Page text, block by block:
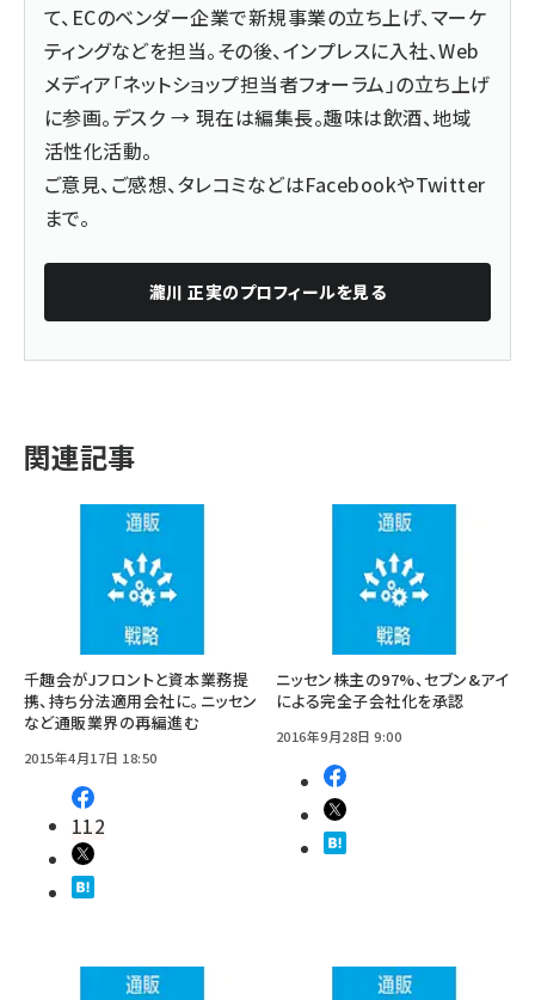
て、ECのベンダー企業で新規事業の立ち上げ、マーケ
ティングなどを担当。その後、インプレスに入社、Web
メディア「ネットショップ担当者フォーラム」の立ち上げ
に参画。デスク → 現在は編集長。趣味は飲酒、地域
活性化活動。
ご意見、ご感想、タレコミなどはFacebookやTwitter
まで。
瀧川 正実のプロフィールを見る
関連記事
千趣会がJフロントと資本業務提
携、持ち分法適用会社に。ニッセン
など通販業界の再編進む
2015年4月17日 18:50
112
ニッセン株主の97%、セブン&アイ
による完全子会社化を承認
2016年9月28日 9:00